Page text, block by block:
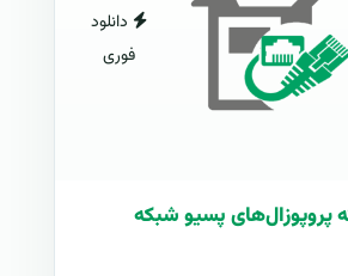
دانلود
فوری
پروپوزال‌های پسیو شبکه